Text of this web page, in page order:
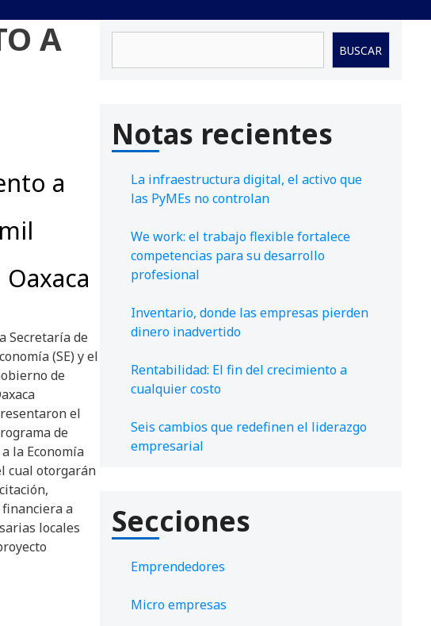
A
a
Secretaría de
(SE) y el
de
el
de
la Economía
cual otorgarán
a
locales
BUSCAR
Notas recientes
La infraestructura digital, el activo que
las PyMEs no controlan
We work: el trabajo flexible fortalece
competencias para su desarrollo
profesional
Inventario, donde las empresas pierden
dinero inadvertido
Rentabilidad: El fin del crecimiento a
cualquier costo
Seis cambios que redefinen el liderazgo
empresarial
Secciones
Emprendedores
Micro empresas